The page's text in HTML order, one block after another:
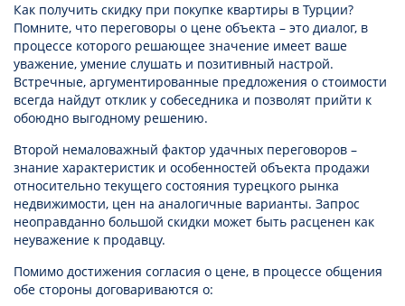
Как получить скидку при покупке квартиры в Турции?
Помните, что переговоры о цене объекта – это диалог, в
процессе которого решающее значение имеет ваше
уважение, умение слушать и позитивный настрой.
Встречные, аргументированные предложения о стоимости
всегда найдут отклик у собеседника и позволят прийти к
обоюдно выгодному решению.
Второй немаловажный фактор удачных переговоров –
знание характеристик и особенностей объекта продажи
относительно текущего состояния турецкого рынка
недвижимости, цен на аналогичные варианты. Запрос
неоправданно большой скидки может быть расценен как
неуважение к продавцу.
Помимо достижения согласия о цене, в процессе общения
обе стороны договариваются о: